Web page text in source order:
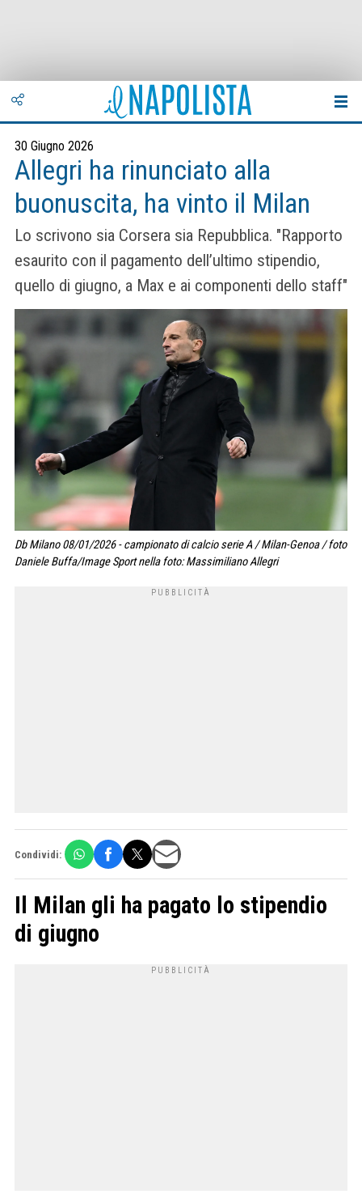
30 Giugno 2026
Allegri ha rinunciato alla
buonuscita, ha vinto il Milan
Lo scrivono sia Corsera sia Repubblica. "Rapporto
esaurito con il pagamento dell’ultimo stipendio,
quello di giugno, a Max e ai componenti dello staff"
Db Milano 08/01/2026 - campionato di calcio serie A / Milan-Genoa / foto
Daniele Buffa/Image Sport nella foto: Massimiliano Allegri
Condividi:
Il Milan gli ha pagato lo stipendio
di giugno